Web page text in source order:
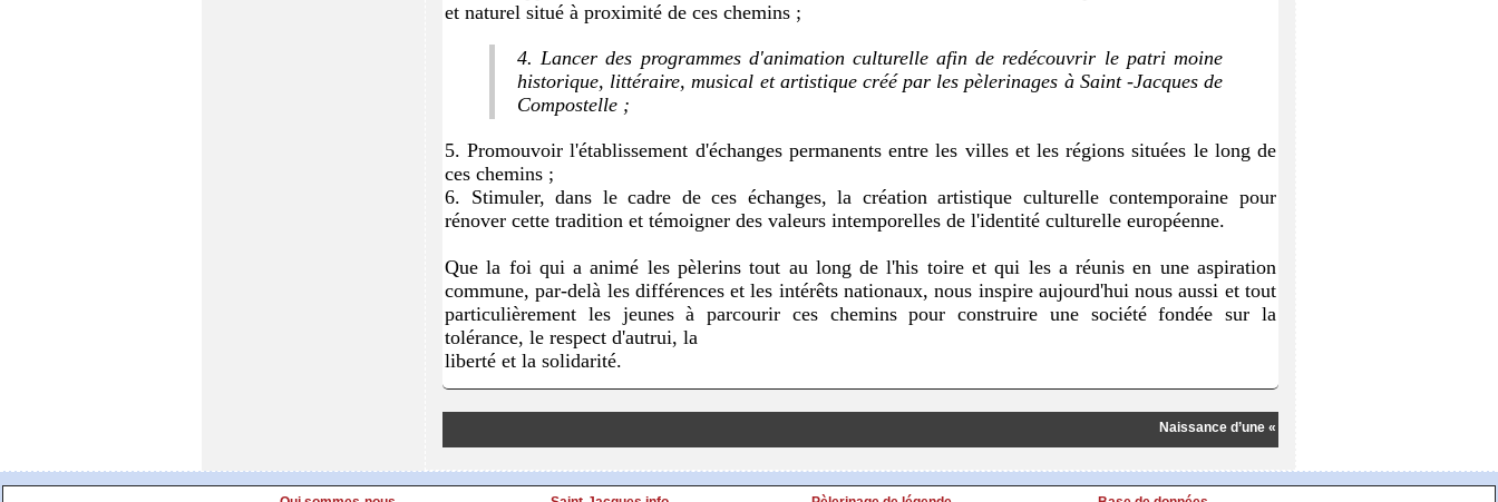
et naturel situé à proximité de ces chemins ;
4. Lancer des programmes d'animation culturelle afin de redécouvrir le patri moine
historique, littéraire, musical et artistique créé par les pèlerinages à Saint -Jacques de
Compostelle ;
5. Promouvoir l'établissement d'échanges permanents entre les villes et les régions situées le long de
ces chemins ;
6. Stimuler, dans le cadre de ces échanges, la création artistique culturelle contemporaine pour
rénover cette tradition et témoigner des valeurs intemporelles de l'identité culturelle européenne.
Que la foi qui a animé les pèlerins tout au long de l'his toire et qui les a réunis en une aspiration
commune, par-delà les différences et les intérêts nationaux, nous inspire aujourd'hui nous aussi et tout
particulièrement les jeunes à parcourir ces chemins pour construire une société fondée sur la
tolérance, le respect d'autrui, la
liberté et la solidarité.
Naissance d’une « étoile » jacquaire moderne